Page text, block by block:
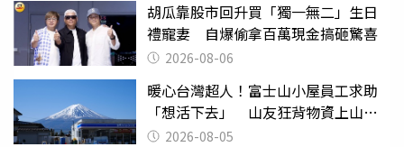
胡瓜靠股市回升買「獨一無二」生日
禮寵妻 自爆偷拿百萬現金搞砸驚喜
2026-08-06
暖心台灣超人！富士山小屋員工求助
「想活下去」 山友狂背物資上山：
台灣真的是寶島
2026-08-05